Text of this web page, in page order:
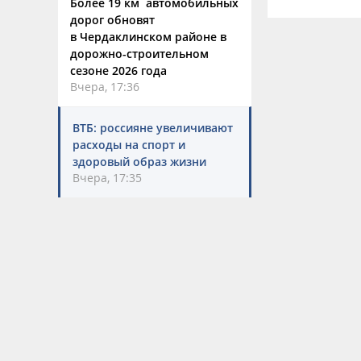
дорог обновят
в Чердаклинском районе в
дорожно-строительном
сезоне 2026 года
Вчера, 17:36
ВТБ: россияне увеличивают
расходы на спорт и
здоровый образ жизни
Вчера, 17:35